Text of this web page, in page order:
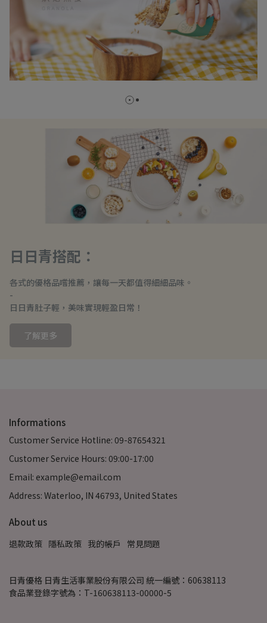
日日青搭配：
各式的優格品嚐推薦，讓每一天都值得細細品味。
-
日日青肚子輕，美味實現輕盈日常！
了解更多
Informations
Customer Service Hotline: 09-87654321
Customer Service Hours: 09:00-17:00
Email: example@email.com
Address: Waterloo, IN 46793, United States
About us
退款政策 隱私政策 我的帳戶 常見問題
日青優格 日青生活事業股份有限公司 統一編號：60638113
食品業登錄字號為：T-160638113-00000-5